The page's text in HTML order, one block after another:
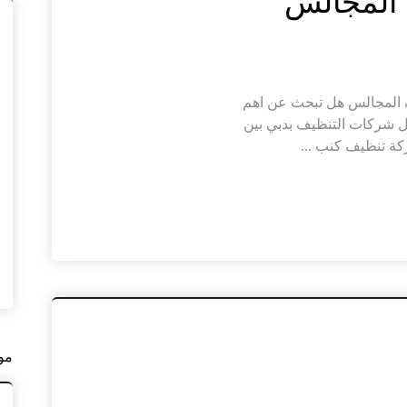
دبي |0526402015| تنظيف المجالس هل تبحث عن اهم
شركات التنظيف بدبي بين
تنظيف كنب ...